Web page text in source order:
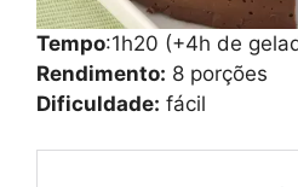
Tempo:1h20 (+4h de
Rendimento: 8 porções
Dificuldade: fácil